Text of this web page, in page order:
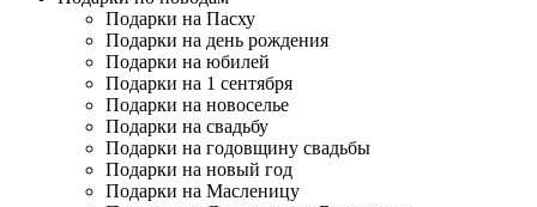
Подарки на Пасху
Подарки на день рождения
Подарки на юбилей
Подарки на 1 сентября
Подарки на новоселье
Подарки на свадьбу
Подарки на годовщину свадьбы
Подарки на новый год
Подарки на Масленицу